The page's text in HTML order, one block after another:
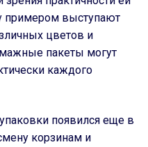
примером выступают
цветов и
пакеты могут
каждого
появился еще в
корзинам и